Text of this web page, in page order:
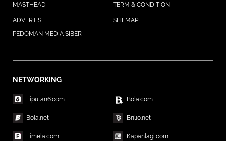
MASTHEAD TERM & CONDITION
ADVERTISE
SITEMAP
PEDOMAN MEDIA SIBER
NETWORKING
Liputan6.com Bola.com
Bola.net Brilio.net
Fimela.com Kapanlagi.com